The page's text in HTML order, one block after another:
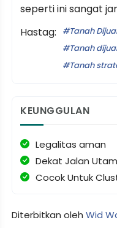
seperti ini sangat
Hastag:
Tanah Dijual
Tanah
Tanah
KEUNGGULAN
Legalitas aman
Dekat Jalan
Cocok Untuk
Diterbitkan olehWid